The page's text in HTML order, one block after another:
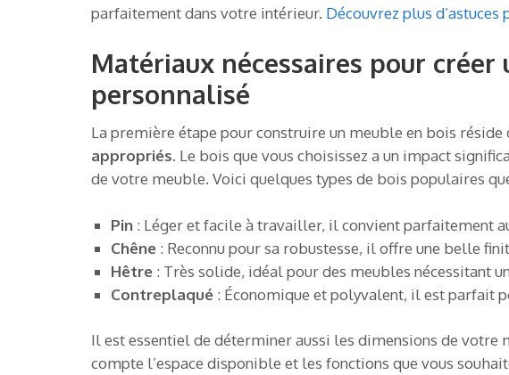
parfaitement dans votre intérieur. Découvrez plus d’astuces
Matériaux nécessaires pour créer
personnalisé
La première étape pour construire un meuble en bois réside
appropriés. Le bois que vous choisissez a un impact
de votre meuble. Voici quelques types de bois populaires
Pin : Léger et facile à travailler, il convient parfaitement
Chêne : Reconnu pour sa robustesse, il offre une belle
Hêtre : Très solide, idéal pour des meubles nécessitant
Contreplaqué : Économique et polyvalent, il est parfait
Il est essentiel de déterminer aussi les dimensions de votre
compte l’espace disponible et les fonctions que vous